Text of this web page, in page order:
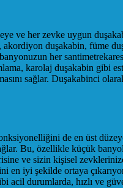
ve her zevke uygun
duşakabin, füme
her
karolaj duşakabin gibi
sağlar. Duşakabinci
de en üst
Bu, özellikle küçük
ve sizin kişisel
en iyi şekilde ortaya
acil durumlarda, hızlı ve